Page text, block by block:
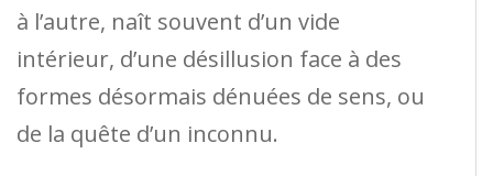
à l’autre, naît souvent d’un vide
intérieur, d’une désillusion face à des
formes désormais dénuées de sens, ou
de la quête d’un inconnu.